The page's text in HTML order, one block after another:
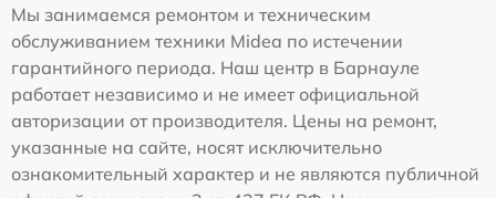
Мы занимаемся ремонтом и техническим
обслуживанием техники Midea по истечении
гарантийного периода. Наш центр в Барнауле
работает независимо и не имеет официальной
авторизации от производителя. Цены на ремонт,
указанные на сайте, носят исключительно
ознакомительный характер и не являются публичной